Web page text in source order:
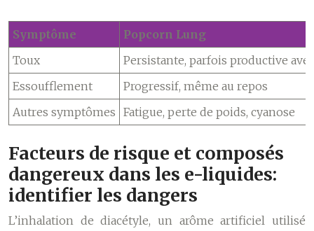
Symptôme
Popcorn Lung
Toux
Persistante, parfois productive
Essoufflement
Progressif, même au repos
Autres symptômes Fatigue, perte de poids, cyanose
Facteurs de risque et composés
dangereux dans les e-liquides:
identifier les dangers
L’inhalation de diacétyle, un arôme artificiel utilisé